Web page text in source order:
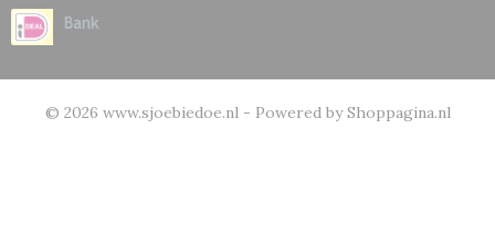
© 2026 www.sjoebiedoe.nl - Powered by Shoppagina.nl